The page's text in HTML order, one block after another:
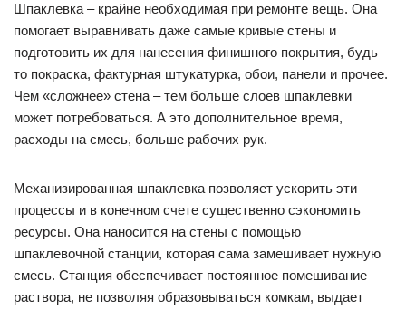
Шпаклевка – крайне необходимая при ремонте вещь. Она
помогает выравнивать даже самые кривые стены и
подготовить их для нанесения финишного покрытия, будь
то покраска, фактурная штукатурка, обои, панели и прочее.
Чем «сложнее» стена – тем больше слоев шпаклевки
может потребоваться. А это дополнительное время,
расходы на смесь, больше рабочих рук.
Механизированная шпаклевка позволяет ускорить эти
процессы и в конечном счете существенно сэкономить
ресурсы. Она наносится на стены с помощью
шпаклевочной станции, которая сама замешивает нужную
смесь. Станция обеспечивает постоянное помешивание
раствора, не позволяя образовываться комкам, выдает